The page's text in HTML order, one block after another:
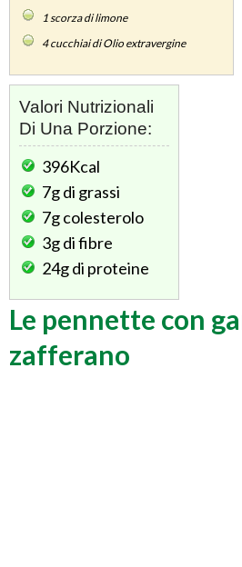
1scorza di limone
4cucchiai di Olio extravergine
Valori Nutrizionali
Di Una Porzione:
396Kcal
7gdi grassi
7gcolesterolo
3gdi fibre
24gdi proteine
Le pennette con
zafferano